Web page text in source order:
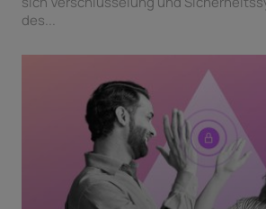
des...